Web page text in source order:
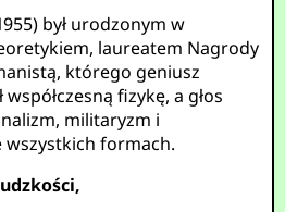
był urodzonym w
laureatem Nagrody
którego geniusz
fizykę, a głos
militaryzm i
formach.